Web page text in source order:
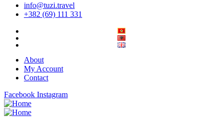
info@tuzi.travel
+382 (69) 111 331
About
My Account
Contact
Facebook Instagram